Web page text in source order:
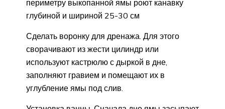
периметру выкопанной ямы роют канавку
глубиной и шириной 25-30 см
Сделать воронку для дренажа. Для этого
сворачивают из жести цилиндр или
используют кастрюлю с дыркой в дне,
заполняют гравием и помещают их в
углубление ямы под слив.